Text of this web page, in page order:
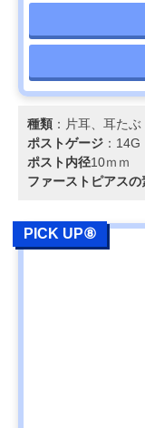
種類 ：片耳、耳た
ポストゲージ ：14G
ポスト内径10ｍｍ
ファーストピアスの
PICK UP⑧